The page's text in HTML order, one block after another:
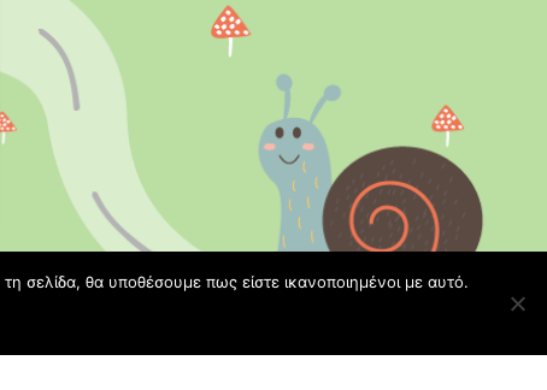
σελίδα, θα υποθέσουμε πως είστε ικανοποιημένοι με αυτό.